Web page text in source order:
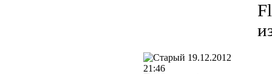
19.12.2012
21:46